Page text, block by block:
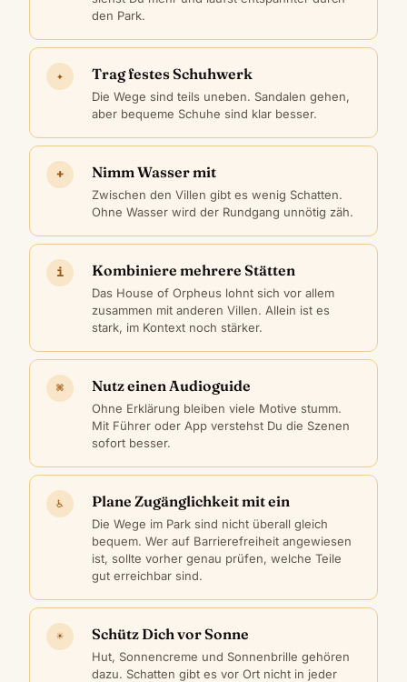
den Park.
✦ Trag festes Schuhwerk
Die Wege sind teils uneben. Sandalen gehen,
aber bequeme Schuhe sind klar besser.
+ Nimm Wasser mit
Zwischen den Villen gibt es wenig Schatten.
Ohne Wasser wird der Rundgang unnötig zäh.
i Kombiniere mehrere Stätten
Das House of Orpheus lohnt sich vor allem
zusammen mit anderen Villen. Allein ist es
stark, im Kontext noch stärker.
⌘ Nutz einen Audioguide
Ohne Erklärung bleiben viele Motive stumm.
Mit Führer oder App verstehst Du die Szenen
sofort besser.
♿ Plane Zugänglichkeit mit ein
Die Wege im Park sind nicht überall gleich
bequem. Wer auf Barrierefreiheit angewiesen
ist, sollte vorher genau prüfen, welche Teile
gut erreichbar sind.
☀ Schütz Dich vor Sonne
Hut, Sonnencreme und Sonnenbrille gehören
dazu. Schatten gibt es vor Ort nicht in jeder